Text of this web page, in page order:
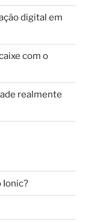
digital em
com o
realmente
Ionic?